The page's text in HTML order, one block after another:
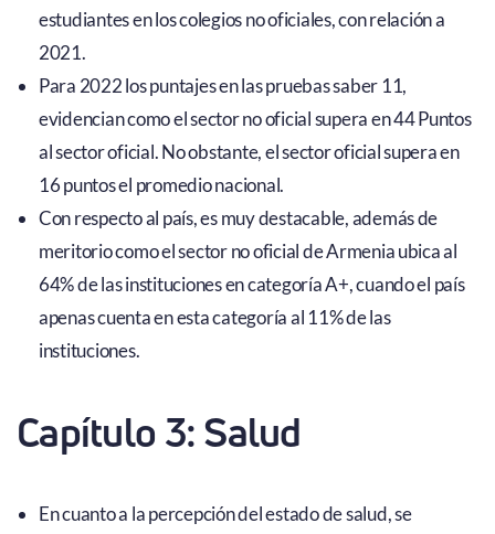
estudiantes en los colegios no oficiales, con relación a
2021.
Para 2022 los puntajes en las pruebas saber 11,
evidencian como el sector no oficial supera en 44 Puntos
al sector oficial. No obstante, el sector oficial supera en
16 puntos el promedio nacional.
Con respecto al país, es muy destacable, además de
meritorio como el sector no oficial de Armenia ubica al
64% de las instituciones en categoría A+, cuando el país
apenas cuenta en esta categoría al 11% de las
instituciones.
Capítulo 3: Salud
En cuanto a la percepción del estado de salud, se